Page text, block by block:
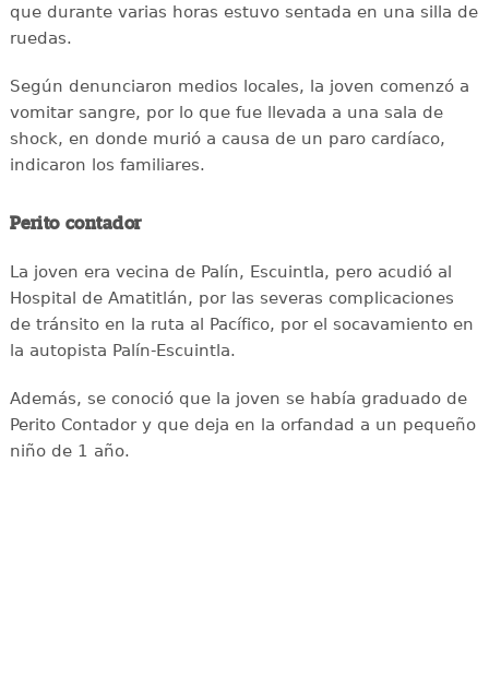
que durante varias horas estuvo sentada en una silla de
ruedas.
Según denunciaron medios locales, la joven comenzó a
vomitar sangre, por lo que fue llevada a una sala de
shock, en donde murió a causa de un paro cardíaco,
indicaron los familiares.
Perito contador
La joven era vecina de Palín, Escuintla, pero acudió al
Hospital de Amatitlán, por las severas complicaciones
de tránsito en la ruta al Pacífico, por el socavamiento en
la autopista Palín-Escuintla.
Además, se conoció que la joven se había graduado de
Perito Contador y que deja en la orfandad a un pequeño
niño de 1 año.